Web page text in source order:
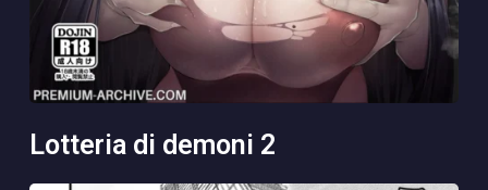
lotteria di demoni 2